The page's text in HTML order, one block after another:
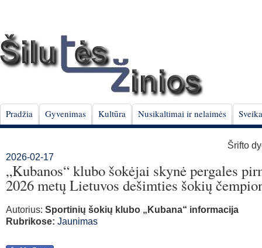
Pradžia Gyvenimas Kultūra Nusikaltimai ir nelaimės
Šrifto
2026-02-17
„Kubanos“ klubo šokėjai skynė pergales
2026 metų Lietuvos dešimties šokių
Autorius: Sportinių šokių klubo „Kubana“ informacija
Rubrikose: Jaunimas